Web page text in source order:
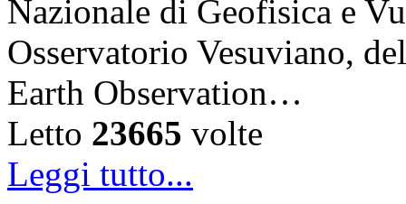
Nazionale di Geofisica e
Osservatorio Vesuviano,
Earth Observation…
Letto 23665 volte
Leggi tutto...